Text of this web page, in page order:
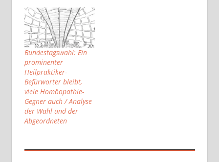
Bundestagswahl: Ein
prominenter
Heilpraktiker-
Befürworter bleibt,
viele Homöopathie-
Gegner auch / Analyse
der Wahl und der
Abgeordneten